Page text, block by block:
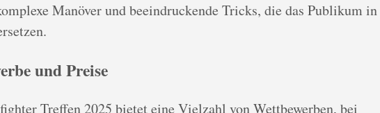
Manöver und beeindruckende Tricks, die das Publikum in
und Preise
Treffen 2025 bietet eine Vielzahl von Wettbewerben, bei